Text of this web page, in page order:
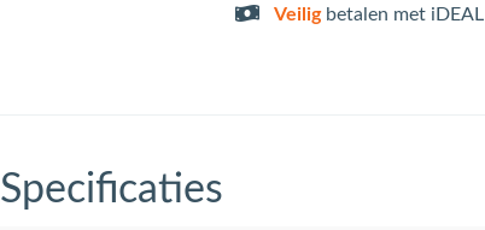
Veiligbetalen met iDEAL
Specificaties